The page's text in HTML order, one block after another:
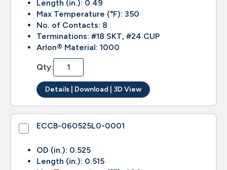
Length (in.): 0.49
Max Temperature (°F): 350
No. of Contacts: 8
Terminations: #18 SKT, #24 CUP
Arlon® Material: 1000
Qty:
Details | Download | 3D View
ECCB-060525L0-0001
OD (in.): 0.525
Length (in.): 0.515